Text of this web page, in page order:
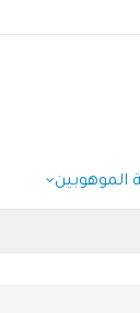
الموهوبين